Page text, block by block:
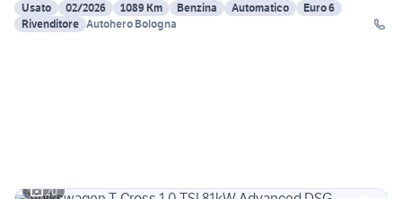
Usato
02/2026 1089 Km Benzina Automatico
Euro 6
Rivenditore Autohero Bologna
20